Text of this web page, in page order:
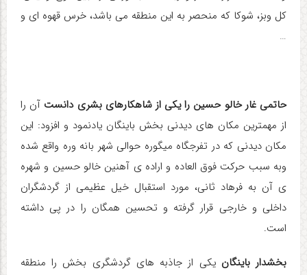
کل وبز، شوکا که منحصر به این منطقه می باشد، خرس قهوه ای و
…
حاتمی غار خالو حسین را یکی از شاهکارهای بشری دانست آن را
از مهمترین مکان های دیدنی بخش باینگان یادنمود و افزود: این
مکان دیدنی که در تفرجگاه میگوره حوالی شهر بانه وره واقع شده
وبه سبب حرکت فوق العاده و اراده ی آهنین خالو حسین و شهره
ی آن به فرهاد ثانی، مورد استقبال خیل عظیمی از گردشگران
داخلی و خارجی قرار گرفته و تحسین همگان را در پی داشته
است.
بخشدار باینگان یکی از جاذبه های گردشگری بخش را منطقه